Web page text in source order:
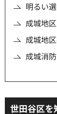
明るい
成城地
成城地
成城消
世田谷区を